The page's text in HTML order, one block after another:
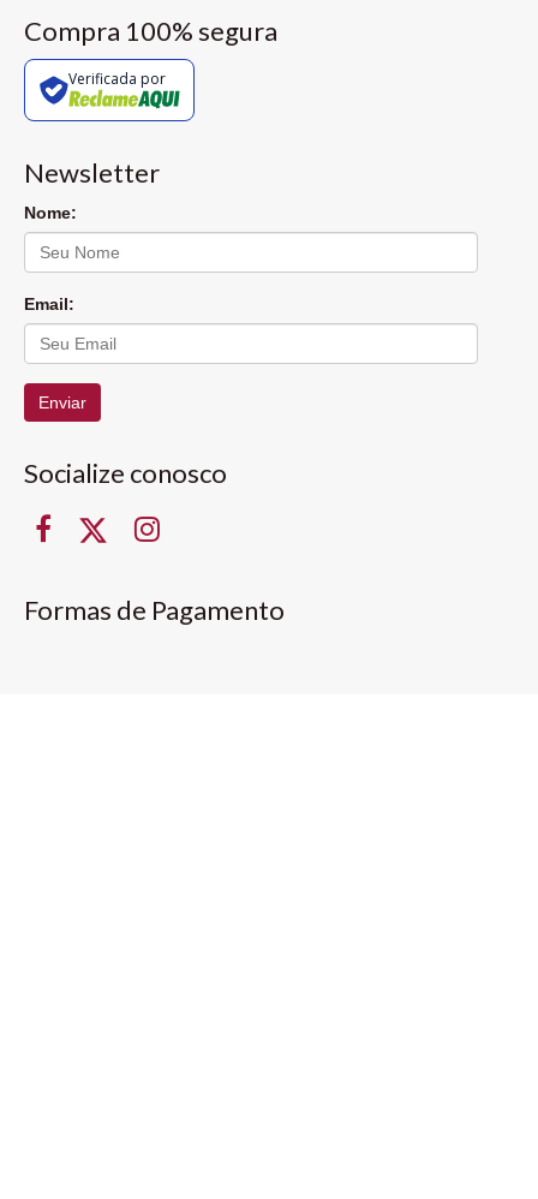
Compra 100% segura
Verificada por
Newsletter
Nome:
Email:
Enviar
Socialize conosco
Formas de Pagamento